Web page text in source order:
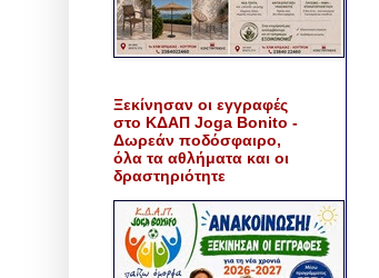
Ξεκίνησαν οι εγγραφές
στο ΚΔΑΠ Joga Bonito -
Δωρεάν ποδόσφαιρο,
όλα τα αθλήματα και οι
δραστηριότητε